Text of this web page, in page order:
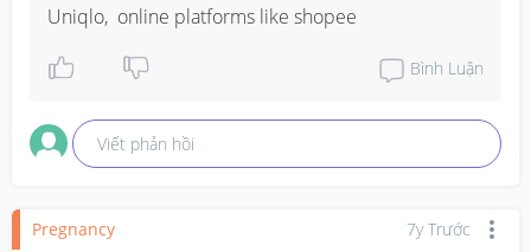
Uniqlo,  online platforms like shopee
Bình Luận
Viết phản hồi
Pregnancy 7y Trước